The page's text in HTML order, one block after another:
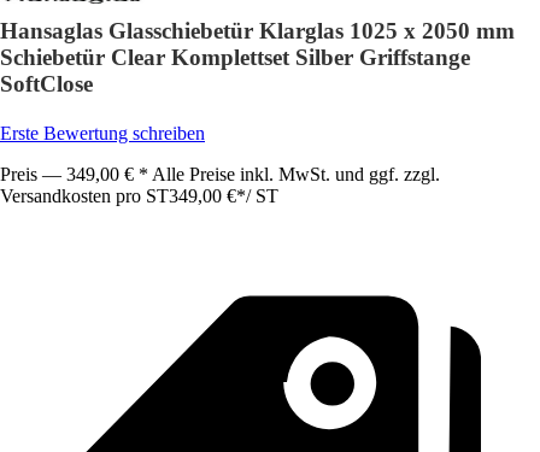
Hansaglas Glasschiebetür Klarglas 1025 x 2050 mm
Schiebetür Clear Komplettset Silber Griffstange
SoftClose
Erste Bewertung schreiben
Preis — 349,00 € * Alle Preise inkl. MwSt. und ggf. zzgl.
Versandkosten pro ST349,00 €*/ ST